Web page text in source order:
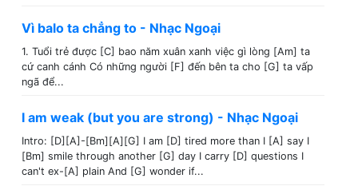
Vì balo ta chẳng to - Nhạc Ngoại
1. Tuổi trẻ được [C] bao năm xuân xanh việc gì lòng [Am] ta
cứ canh cánh Có những người [F] đến bên ta cho [G] ta vấp
ngã để...
I am weak (but you are strong) - Nhạc Ngoại
Intro: [D][A]-[Bm][A][G] I am [D] tired more than I [A] say I
[Bm] smile through another [G] day I carry [D] questions I
can't ex-[A] plain And [G] wonder if...